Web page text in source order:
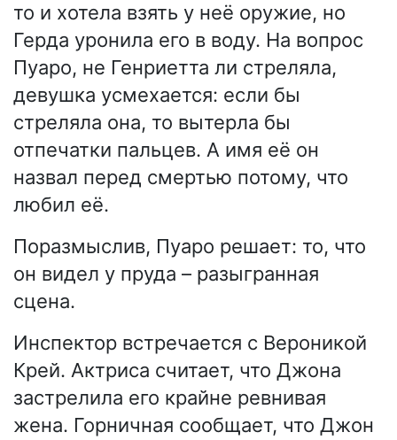
то и хотела взять у неё оружие, но
Герда уронила его в воду. На вопрос
Пуаро, не Генриетта ли стреляла,
девушка усмехается: если бы
стреляла она, то вытерла бы
отпечатки пальцев. А имя её он
назвал перед смертью потому, что
любил её.
Поразмыслив, Пуаро решает: то, что
он видел у пруда – разыгранная
сцена.
Инспектор встречается с Вероникой
Крей. Актриса считает, что Джона
застрелила его крайне ревнивая
жена. Горничная сообщает, что Джон